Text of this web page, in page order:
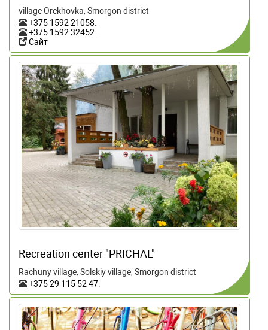
village Orekhovka, Smorgon district
+375 1592 21058.
+375 1592 32452.
Сайт
Recreation center "PRICHAL"
Rachuny village, Solskiy village, Smorgon district
+375 29 115 52 47